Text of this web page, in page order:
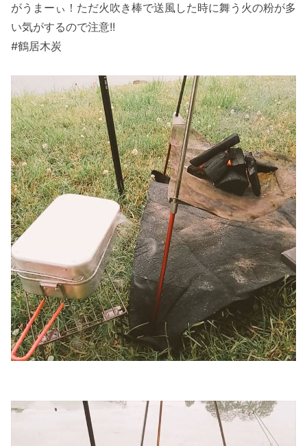
がうまーぃ！ただ火吹き棒で送風した時に舞う火の粉が多
い気がするので注意!!
#鶴居木炭